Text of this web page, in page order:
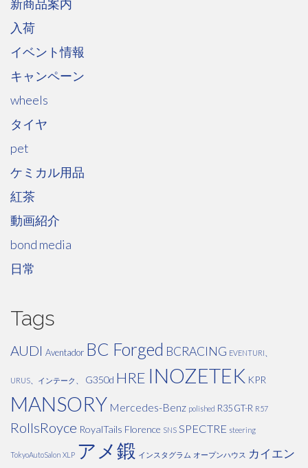
新商品案内
入荷
イベント情報
キャンペーン
wheels
タイヤ
pet
ケミカル用品
紅茶
動画紹介
bond media
日常
Tags
AUDI Aventador BC Forged BCRACING EVENTURI、
URUS、インテーク、 G350d HRE INOZETEK KPR
MANSORY Mercedes-Benz polished R35 GT-R R57
RollsRoyce RoyalTails Florence SNS SPECTRE steering
TokyoAutoSalon XLP アメ鍛 インスタグラム オープンハウス カイエン